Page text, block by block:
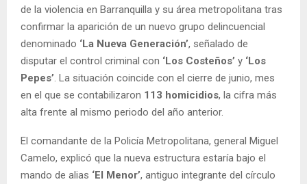
de la violencia en Barranquilla y su área metropolitana tras
confirmar la aparición de un nuevo grupo delincuencial
denominado ‘La Nueva Generación’, señalado de
disputar el control criminal con ‘Los Costeños’ y ‘Los
Pepes’. La situación coincide con el cierre de junio, mes
en el que se contabilizaron 113 homicidios, la cifra más
alta frente al mismo periodo del año anterior.
El comandante de la Policía Metropolitana, general Miguel
Camelo, explicó que la nueva estructura estaría bajo el
mando de alias ‘El Menor’, antiguo integrante del círculo